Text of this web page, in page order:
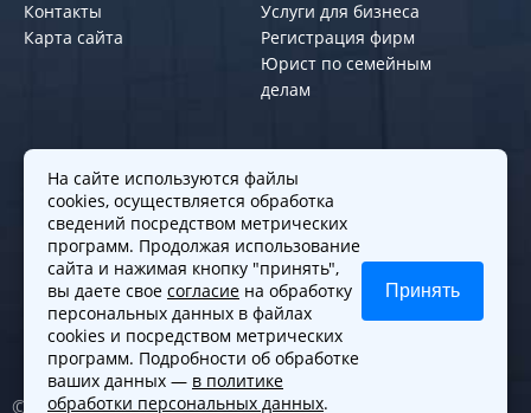
Контакты
Карта сайта
Услуги для бизнеса
Регистрация фирм
Юрист по семейным
делам
Политики и правила
Политика обработки персональных
данных
Согласие на обработку cookies
Согласие на обработку персональных
данных
© 2010-2026. Все права защищены
На сайте используются файлы
cookies, осуществляется обработка
сведений посредством метрических
программ. Продолжая использование
сайта и нажимая кнопку "принять",
вы даете свое согласие на обработку
персональных данных в файлах
cookies и посредством метрических
программ. Подробности об обработке
ваших данных — в политике
обработки персональных данных.
Принять